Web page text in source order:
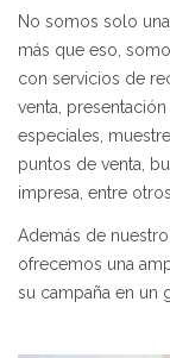
No somos solo
más que eso,
con servicios de
venta,
especiales,
puntos de venta,
impresa, entre otros.
Además de
ofrecemos una
su campaña en un